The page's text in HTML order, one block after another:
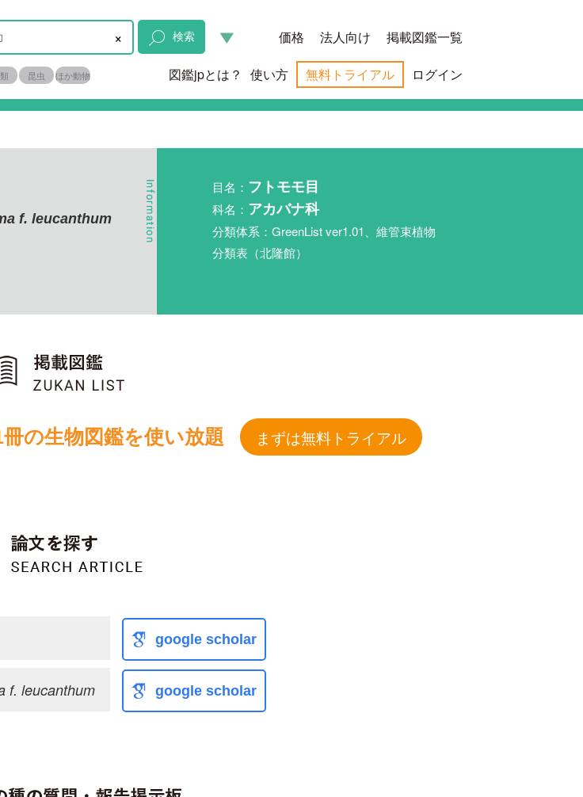
× 検索
昆虫 ほか動物
価格 法人向け 掲載図鑑一覧
図鑑jpとは？ 使い方 無料トライアル ログイン
f. leucanthum
目名： フトモモ目
科名： アカバナ科
分類体系：GreenList ver1.01、維管束植物
分類表（北隆館）
の生物図鑑を使い放題 まずは無料トライアル
google scholar
f. leucanthum google scholar